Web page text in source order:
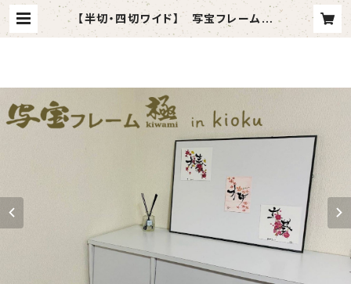
【半切・四切ワイド】 写宝フレーム極
( kiwami) in kioku-（ 中/ ブラック